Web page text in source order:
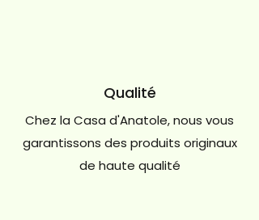
Qualité
Chez la Casa d'Anatole, nous vous
garantissons des produits originaux
de haute qualité